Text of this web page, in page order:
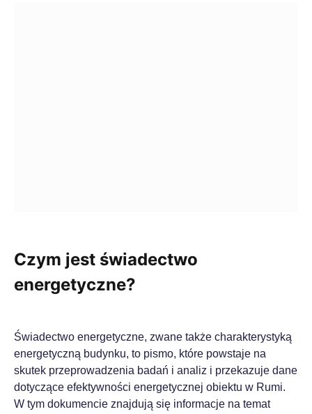
Czym jest świadectwo
energetyczne?
Świadectwo energetyczne, zwane także charakterystyką
energetyczną budynku, to pismo, które powstaje na
skutek przeprowadzenia badań i analiz i przekazuje dane
dotyczące efektywności energetycznej obiektu w Rumi.
W tym dokumencie znajdują się informacje na temat